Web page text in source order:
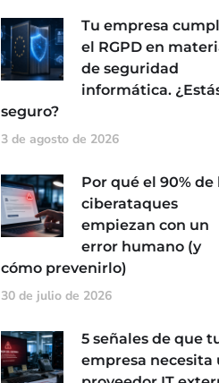
Tu empresa
el RGPD en
de seguridad
informática.
seguro?
3 de agosto de 2026
Por qué el 90% de
ciberataques
empiezan con un
error humano (y
cómo prevenirlo)
30 de julio de 2026
5 señales de que
empresa necesita